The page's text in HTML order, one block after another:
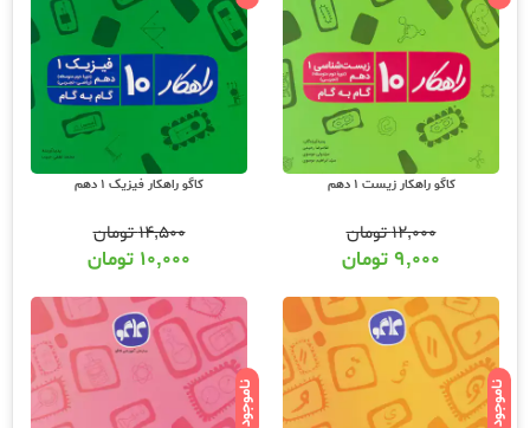
کاگو راهکار زیست 1 دهم
۱۲,۰۰۰تومان
۹,۰۰۰ تومان
کاگو راهکار فیزیک 1 دهم
۱۴,۵۰۰تومان
۱۰,۰۰۰ تومان
ناموجود ناموجود